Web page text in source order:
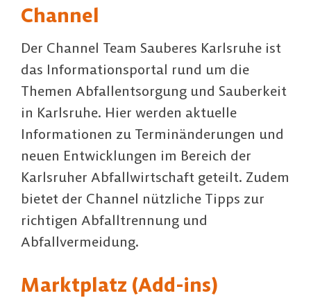
Channel
Der Channel Team Sauberes Karlsruhe ist
das Informationsportal rund um die
Themen Abfallentsorgung und Sauberkeit
in Karlsruhe. Hier werden aktuelle
Informationen zu Terminänderungen und
neuen Entwicklungen im Bereich der
Karlsruher Abfallwirtschaft geteilt. Zudem
bietet der Channel nützliche Tipps zur
richtigen Abfalltrennung und
Abfallvermeidung.
Marktplatz (Add-ins)